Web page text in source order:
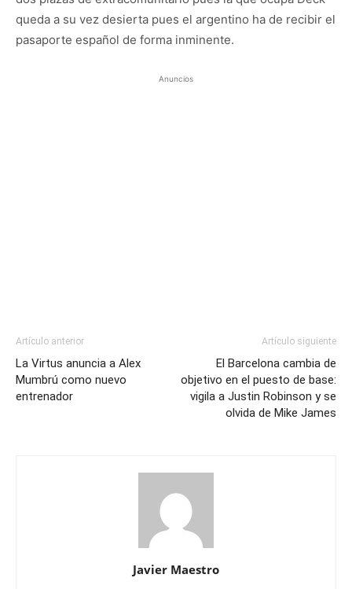
queda a su vez desierta pues el argentino ha de recibir el
pasaporte español de forma inminente.
Anuncios
Artículo anterior
La Virtus anuncia a Alex
Mumbrú como nuevo
entrenador
Artículo siguiente
El Barcelona cambia de
objetivo en el puesto de base:
vigila a Justin Robinson y se
olvida de Mike James
Javier Maestro